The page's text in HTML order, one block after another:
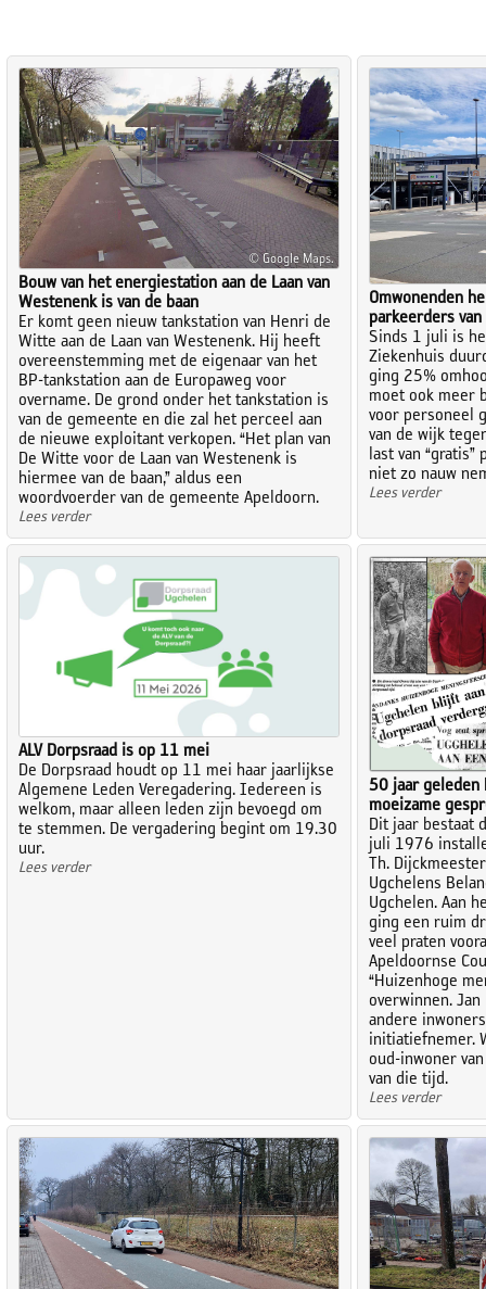
© Google Maps.
Bouw van het energiestation aan de Laan van
Westenenk is van de baan
Er komt geen nieuw tankstation van Henri de
Witte aan de Laan van Westenenk. Hij heeft
overeenstemming met de eigenaar van het
BP-tankstation aan de Europaweg voor
overname. De grond onder het tankstation is
van de gemeente en die zal het perceel aan
de nieuwe exploitant verkopen. “Het plan van
De Witte voor de Laan van Westenenk is
hiermee van de baan,” aldus een
woordvoerder van de gemeente Apeldoorn.
Lees verder
Omwonenden
parkeerders
Sinds 1 juli is
Ziekenhuis
ging 25%
moet ook meer
voor personeel
van de wijk
last van
niet zo nauw
Lees verder
ALV Dorpsraad is op 11 mei
De Dorpsraad houdt op 11 mei haar jaarlijkse
Algemene Leden Veregadering. Iedereen is
welkom, maar alleen leden zijn bevoegd om
te stemmen. De vergadering begint om 19.30
uur.
Lees verder
50 jaar geleden
moeizame
Dit jaar bestaat
juli 1976
Th.
Ugchelens
Ugchelen. Aan
ging een ruim
veel praten
Apeldoornse
“Huizenhoge
overwinnen. Jan
andere
initiatiefnemer.
oud-inwoner
van die tijd.
Lees verder